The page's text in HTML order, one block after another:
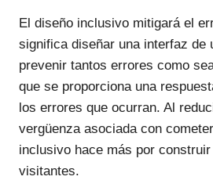
El diseño inclusivo mitigará el
significa diseñar una interfaz de
prevenir tantos errores como
que se proporciona una
los errores que ocurran. Al
vergüenza asociada con
inclusivo hace más por
visitantes.